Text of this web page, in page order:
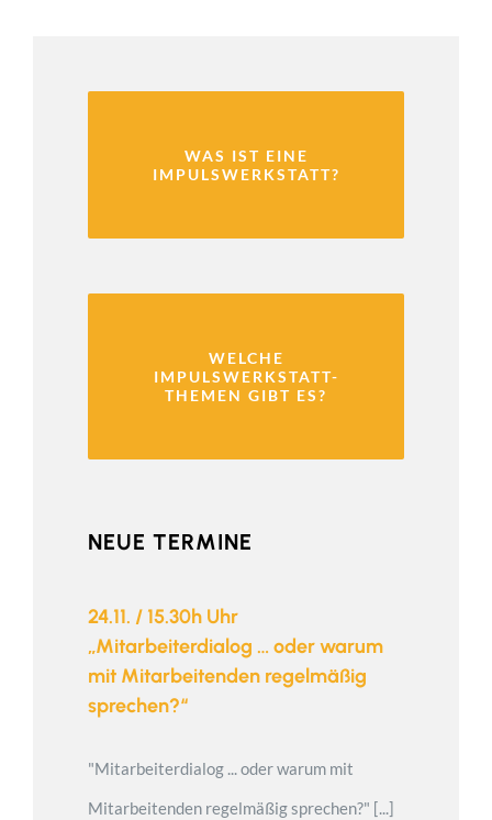
WAS IST EINE
IMPULSWERKSTATT?
WELCHE
IMPULSWERKSTATT-
THEMEN GIBT ES?
NEUE TERMINE
24.11. / 15.30h Uhr
„Mitarbeiterdialog … oder warum
mit Mitarbeitenden regelmäßig
sprechen?“
"Mitarbeiterdialog ... oder warum mit
Mitarbeitenden regelmäßig sprechen?" [...]